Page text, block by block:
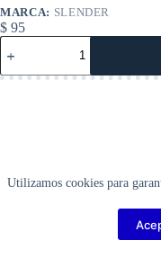
Utilizamos cookies para
MARCA: SLENDER
$ 95
Lima
«SLENDER-
FILEX»
cantidad
Copyright Barbosa Tools©